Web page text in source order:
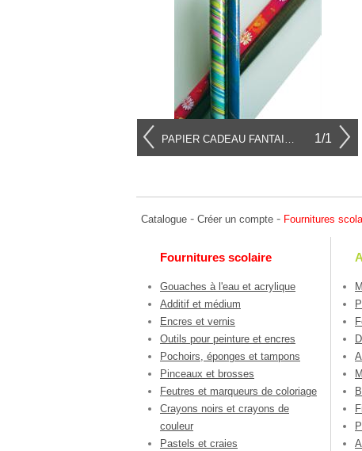
PAPIER CADEAU FANTAISIE 1/1
Catalogue - Créer un compte - Fournitures
Fournitures scolaire
Gouaches à l'eau et acrylique
Additif et médium
Encres et vernis
Outils pour peinture et encres
Pochoirs, éponges et tampons
Pinceaux et brosses
Feutres et marqueurs de coloriage
Crayons noirs et crayons de
couleur
Pastels et craies